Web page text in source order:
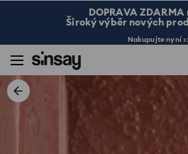
DOPRAVA ZDARMA
Široký výběr nových
Nakupujte nyní